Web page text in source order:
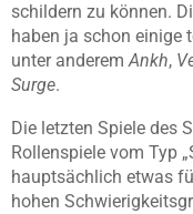
schildern zu können.
haben ja schon einige
unter anderemAnkh,
Surge.
Die letzten Spiele des
Rollenspiele vom Typ
hauptsächlich etwas
hohen